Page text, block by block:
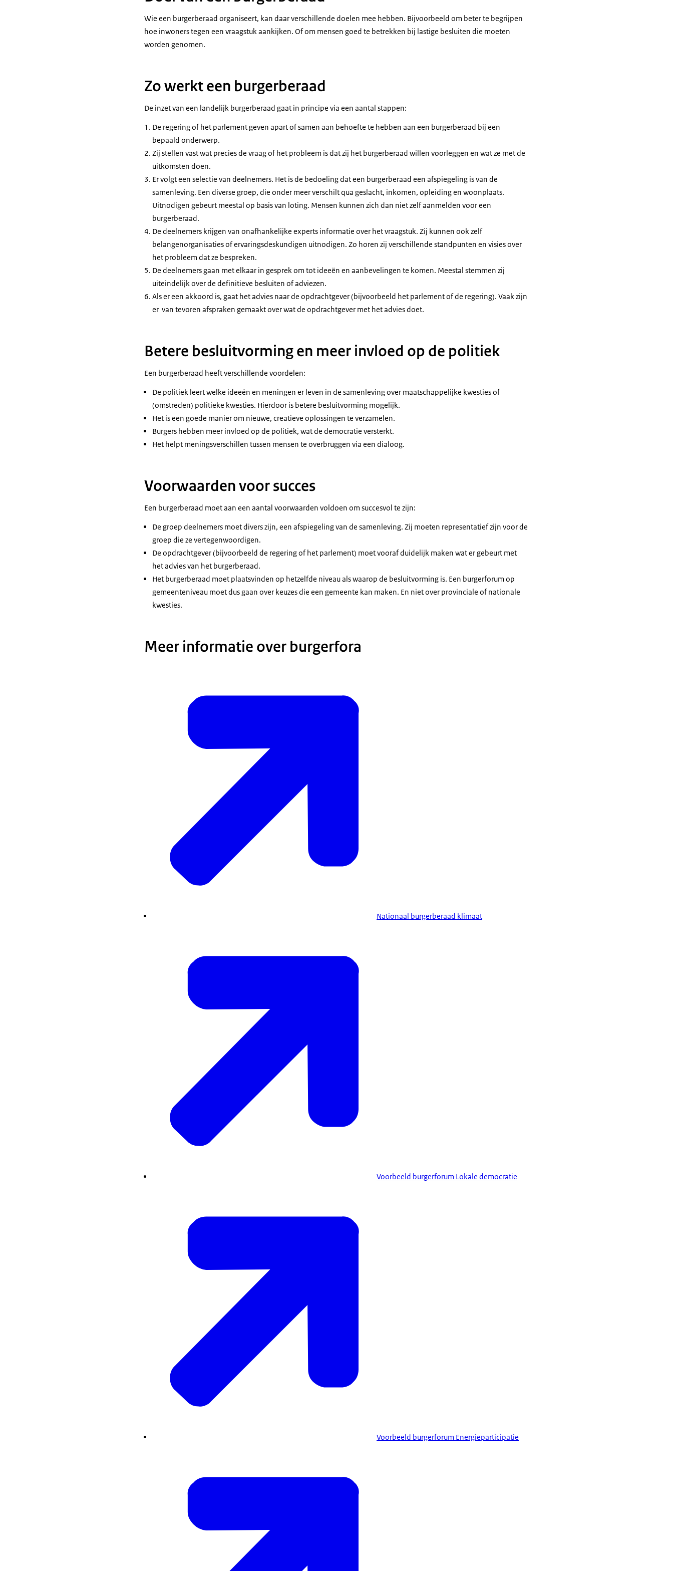
Wie een burgerberaad organiseert, kan daar verschillende doelen mee hebben. Bijvoorbeeld om beter te begrijpen
hoe inwoners tegen een vraagstuk aankijken. Of om mensen goed te betrekken bij lastige besluiten die moeten
worden genomen.
Zo werkt een burgerberaad
De inzet van een landelijk burgerberaad gaat in principe via een aantal stappen:
De regering of het parlement geven apart of samen aan behoefte te hebben aan een burgerberaad bij een
bepaald onderwerp.
Zij stellen vast wat precies de vraag of het probleem is dat zij het burgerberaad willen voorleggen en wat ze met de
uitkomsten doen.
Er volgt een selectie van deelnemers. Het is de bedoeling dat een burgerberaad een afspiegeling is van de
samenleving. Een diverse groep, die onder meer verschilt qua geslacht, inkomen, opleiding en woonplaats.
Uitnodigen gebeurt meestal op basis van loting. Mensen kunnen zich dan niet zelf aanmelden voor een
burgerberaad.
De deelnemers krijgen van onafhankelijke experts informatie over het vraagstuk. Zij kunnen ook zelf
belangenorganisaties of ervaringsdeskundigen uitnodigen. Zo horen zij verschillende standpunten en visies over
het probleem dat ze bespreken.
De deelnemers gaan met elkaar in gesprek om tot ideeën en aanbevelingen te komen. Meestal stemmen zij
uiteindelijk over de definitieve besluiten of adviezen.
Als er een akkoord is, gaat het advies naar de opdrachtgever (bijvoorbeeld het parlement of de regering). Vaak zijn
er van tevoren afspraken gemaakt over wat de opdrachtgever met het advies doet.
Betere besluitvorming en meer invloed op de politiek
Een burgerberaad heeft verschillende voordelen:
De politiek leert welke ideeën en meningen er leven in de samenleving over maatschappelijke kwesties of
(omstreden) politieke kwesties. Hierdoor is betere besluitvorming mogelijk.
Het is een goede manier om nieuwe, creatieve oplossingen te verzamelen.
Burgers hebben meer invloed op de politiek, wat de democratie versterkt.
Het helpt meningsverschillen tussen mensen te overbruggen via een dialoog.
Voorwaarden voor succes
Een burgerberaad moet aan een aantal voorwaarden voldoen om succesvol te zijn:
De groep deelnemers moet divers zijn, een afspiegeling van de samenleving. Zij moeten representatief zijn voor de
groep die ze vertegenwoordigen.
De opdrachtgever (bijvoorbeeld de regering of het parlement) moet vooraf duidelijk maken wat er gebeurt met
het advies van het burgerberaad.
Het burgerberaad moet plaatsvinden op hetzelfde niveau als waarop de besluitvorming is. Een burgerforum op
gemeenteniveau moet dus gaan over keuzes die een gemeente kan maken. En niet over provinciale of nationale
kwesties.
Meer informatie over burgerfora
Nationaal burgerberaad klimaat
Voorbeeld burgerforum Lokale democratie
Voorbeeld burgerforum Energieparticipatie